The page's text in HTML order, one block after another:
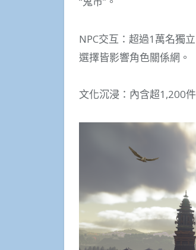
NPC交互：超過1萬名獨
選擇皆影響角色關係網。
文化沉浸：內含超1,200